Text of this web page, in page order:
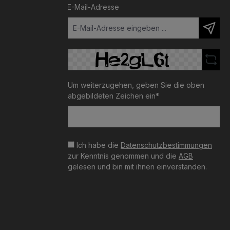
E-Mail-Adresse
Um weiterzugehen, geben Sie die oben
abgebildeten Zeichen ein*
Ich habe die Datenschutzbestimmungen
zur Kenntnis genommen und die AGB
gelesen und bin mit ihnen einverstanden.